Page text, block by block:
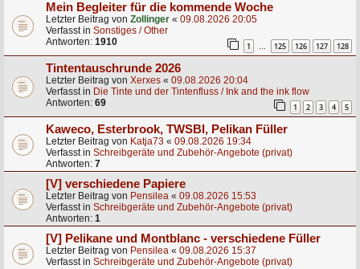
Mein Begleiter für die kommende Woche
Letzter Beitrag von Zollinger « 09.08.2026 20:05
Verfasst in Sonstiges / Other
Antworten: 1910 1 … 125 126 127 128
Tintentauschrunde 2026
Letzter Beitrag von Xerxes « 09.08.2026 20:04
Verfasst in Die Tinte und der Tintenfluss / Ink and the ink flow
Antworten: 69 1 2 3 4 5
Kaweco, Esterbrook, TWSBI, Pelikan Füller
Letzter Beitrag von Katja73 « 09.08.2026 19:34
Verfasst in Schreibgeräte und Zubehör-Angebote (privat)
Antworten: 7
[V] verschiedene Papiere
Letzter Beitrag von Pensilea « 09.08.2026 15:53
Verfasst in Schreibgeräte und Zubehör-Angebote (privat)
Antworten: 1
[V] Pelikane und Montblanc - verschiedene Füller
Letzter Beitrag von Pensilea « 09.08.2026 15:37
Verfasst in Schreibgeräte und Zubehör-Angebote (privat)